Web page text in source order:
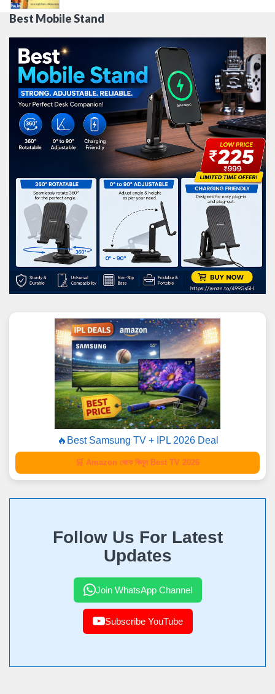
Best Mobile Stand
🔥Best Samsung TV + IPL 2026 Deal
🛒 Amazon থেকে কিনুন Best TV 2026
Follow Us For Latest
Updates
Join WhatsApp Channel
Subscribe YouTube